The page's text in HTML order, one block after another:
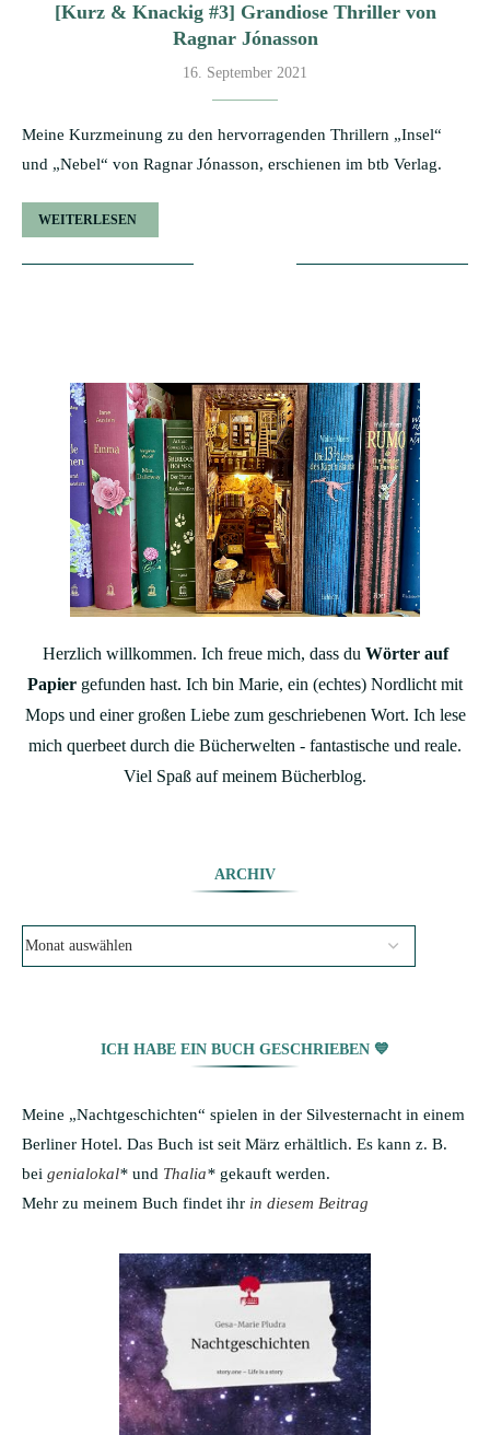
[Kurz & Knackig #3] Grandiose Thriller von
Ragnar Jónasson
16. September 2021
Meine Kurzmeinung zu den hervorragenden Thrillern „Insel“
und „Nebel“ von Ragnar Jónasson, erschienen im btb Verlag.
WEITERLESEN
Herzlich willkommen. Ich freue mich, dass du Wörter auf
Papier gefunden hast. Ich bin Marie, ein (echtes) Nordlicht mit
Mops und einer großen Liebe zum geschriebenen Wort. Ich lese
mich querbeet durch die Bücherwelten - fantastische und reale.
Viel Spaß auf meinem Bücherblog.
ARCHIV
ICH HABE EIN BUCH GESCHRIEBEN 💙
Meine „Nachtgeschichten“ spielen in der Silvesternacht in einem
Berliner Hotel. Das Buch ist seit März erhältlich. Es kann z. B.
bei genialokal* und Thalia* gekauft werden.
Mehr zu meinem Buch findet ihr in diesem Beitrag